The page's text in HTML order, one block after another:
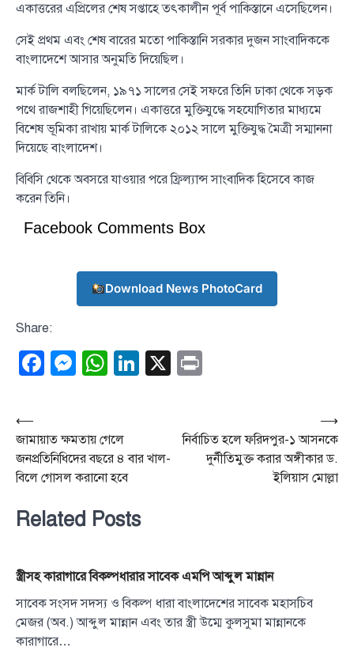
একাত্তরের এপ্রিলের শেষ সপ্তাহে তৎকালীন পূর্ব পাকিস্তানে এসেছিলেন।
সেই প্রথম এবং শেষ বারের মতো পাকিস্তানি সরকার দুজন সাংবাদিককে
বাংলাদেশে আসার অনুমতি দিয়েছিল।
মার্ক টালি বলছিলেন, ১৯৭১ সালের সেই সফরে তিনি ঢাকা থেকে সড়ক
পথে রাজশাহী গিয়েছিলেন। একাত্তরে মুক্তিযুদ্ধে সহযোগিতার মাধ্যমে
বিশেষ ভূমিকা রাখায় মার্ক টালিকে ২০১২ সালে মুক্তিযুদ্ধ মৈত্রী সম্মাননা
দিয়েছে বাংলাদেশ।
বিবিসি থেকে অবসরে যাওয়ার পরে ফ্রিল্যান্স সাংবাদিক হিসেবে কাজ
করেন তিনি।
Facebook Comments Box
Download News PhotoCard
Share:
Facebook
Messenger
WhatsApp
LinkedIn
X
Post
navigation
⟵
জামায়াত ক্ষমতায় গেলে
জনপ্রতিনিধিদের বছরে ৪ বার খাল-
বিলে গোসল করানো হবে
নির্বাচিত হলে ফরিদপুর-১ আসনকে
দুর্নীতিমুক্ত করার অঙ্গীকার ড.
ইলিয়াস মোল্লা
⟶
Related Posts
স্ত্রীসহ কারাগারে বিকল্পধারার সাবেক এমপি আব্দুল মান্নান
সাবেক সংসদ সদস্য ও বিকল্প ধারা বাংলাদেশের সাবেক মহাসচিব
মেজর (অব.) আব্দুল মান্নান এবং তার স্ত্রী উম্মে কুলসুমা মান্নানকে
কারাগারে…